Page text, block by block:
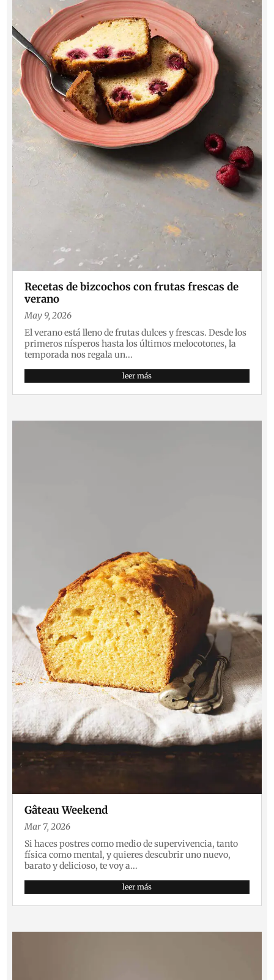
Recetas de bizcochos con frutas frescas de
verano
May 9, 2026
El verano está lleno de frutas dulces y frescas. Desde los
primeros nísperos hasta los últimos melocotones, la
temporada nos regala un...
leer más
Gâteau Weekend
Mar 7, 2026
Si haces postres como medio de supervivencia, tanto
física como mental, y quieres descubrir uno nuevo,
barato y delicioso, te voy a...
leer más